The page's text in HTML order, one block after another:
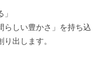
上）
らしい豊かさ」を持ち込
出します。